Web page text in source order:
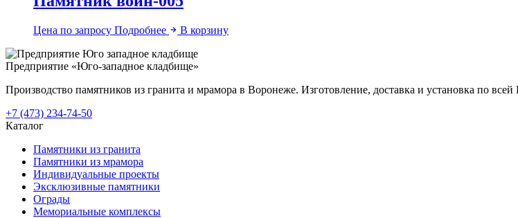
Цена по запросу Подробнее В корзину
Предприятие «Юго-западное кладбище»
Производство памятников из гранита и мрамора в Воронеже. Изготовление, доставка и установка по
+7 (473) 234-74-50
Каталог
Памятники из гранита
Памятники из мрамора
Индивидуальные проекты
Эксклюзивные памятники
Ограды
Мемориальные комплексы